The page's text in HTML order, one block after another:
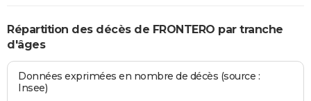
Répartition des décès de FRONTERO par tranche
d'âges
Données exprimées en nombre de décès (source :
Insee)